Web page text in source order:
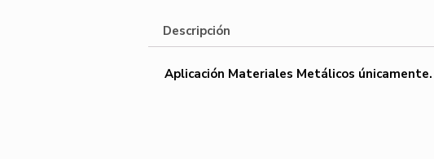
Descripción
Aplicación Materiales Metálicos únicamente.